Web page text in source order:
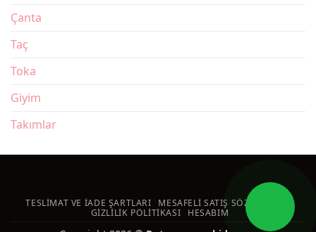
Çanta
Taç
Toka
Giyim
Takımlar
TESLIMAT VE İADE ŞARTLARI
MESAFELI SATIŞ SÖZLEŞMESI
GIZLILIK POLITIKASI
HESABIM